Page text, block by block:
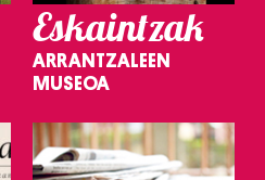
Eskaintzak
ARRANTZALEEN
MUSEOA